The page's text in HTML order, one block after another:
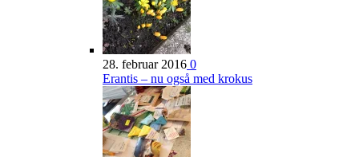
28. februar 2016 0
Erantis – nu også med krokus